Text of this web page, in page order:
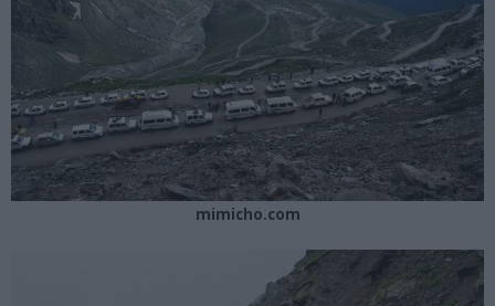
mimicho.com